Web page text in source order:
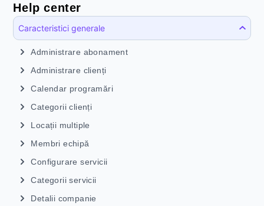
Help center
Caracteristici generale
Administrare abonament
Administrare clienți
Calendar programări
Categorii clienți
Locații multiple
Membri echipă
Configurare servicii
Categorii servicii
Detalii companie